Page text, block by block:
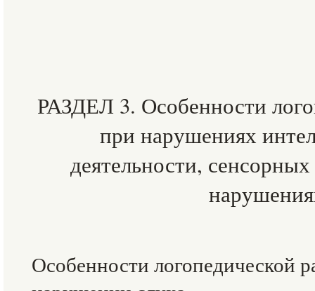
РАЗДЕЛ 3. Особенности
при нарушениях
деятельности,
Особенности логопедической